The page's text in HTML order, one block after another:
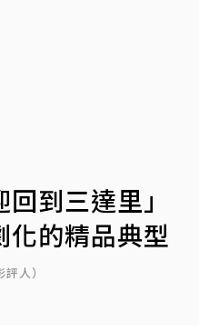
到三達里」
化的精品典型
人）